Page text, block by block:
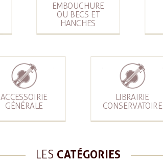
EMBOUCHURE
OU BECS ET
HANCHES
ACCESSOIRIE
GÉNÉRALE
LIBRAIRIE
CONSERVATOIRE
LES CATÉGORIES